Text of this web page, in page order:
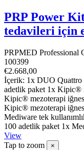
PRP Power
tedavileri için
PRPMED Professional
100399
€2.668,00
İçerik: 1x DUO Quattro
adetlik paket 1x Kipic®
Kipic® mezoterapi
Kipic® mezoterapi
Mediware tek
100 adetlik paket 1x
View
Tap to zoom
×